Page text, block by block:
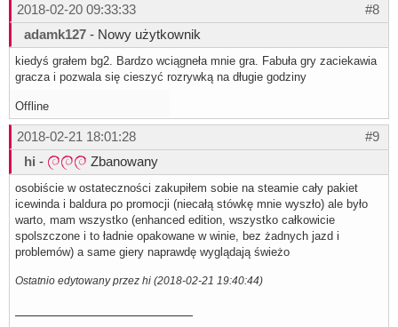
#8
2018-02-20 09:33:33
adamk127 - Nowy użytkownik
kiedyś grałem bg2. Bardzo wciągneła mnie gra. Fabuła gry zaciekawia
gracza i pozwala się cieszyć rozrywką na długie godziny
Offline
#9
2018-02-21 18:01:28
hi - Zbanowany
osobiście w ostateczności zakupiłem sobie na steamie cały pakiet
icewinda i baldura po promocji (niecałą stówkę mnie wyszło) ale było
warto, mam wszystko (enhanced edition, wszystko całkowicie
spolszczone i to ładnie opakowane w winie, bez żadnych jazd i
problemów) a same giery naprawdę wyglądają świeżo
Ostatnio edytowany przez hi (2018-02-21 19:40:44)